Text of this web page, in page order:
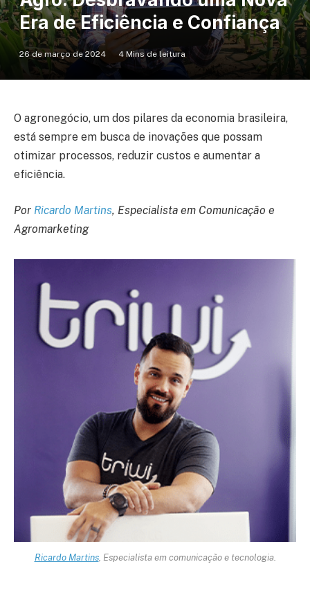
Era de Eficiência e Confiança
26 de março de 2024 4 Mins de leitura
O agronegócio, um dos pilares da economia brasileira,
está sempre em busca de inovações que possam
otimizar processos, reduzir custos e aumentar a
eficiência.
Por Ricardo Martins, Especialista em Comunicação e
Agromarketing
Ricardo Martins, Especialista em comunicação e tecnologia.